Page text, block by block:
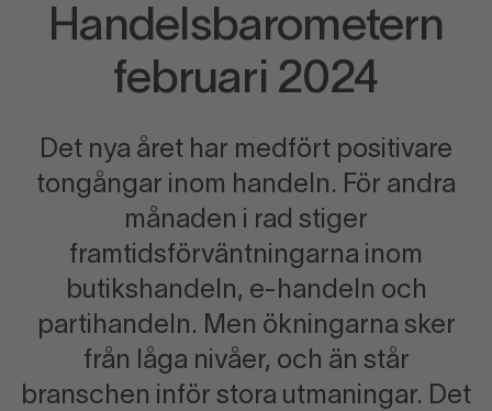
Handelsbarometern
februari 2024
Det nya året har medfört positivare
tongångar inom handeln. För andra
månaden i rad stiger
framtidsförväntningarna inom
butikshandeln, e-handeln och
partihandeln. Men ökningarna sker
från låga nivåer, och än står
branschen inför stora utmaningar. Det